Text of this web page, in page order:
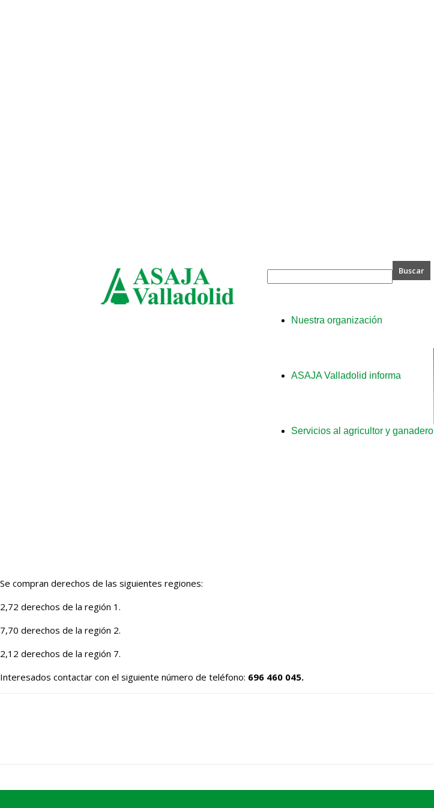
Nuestra organización
ASAJA Valladolid informa
Servicios al agricultor y ganadero
Se compran derechos de las siguientes regiones:
2,72 derechos de la región 1.
7,70 derechos de la región 2.
2,12 derechos de la región 7.
Interesados contactar con el siguiente número de teléfono: 696 460 045.